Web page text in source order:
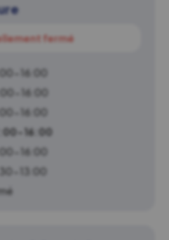
fermé
16:00
16:00
16:00
16:00
16:00
13:00